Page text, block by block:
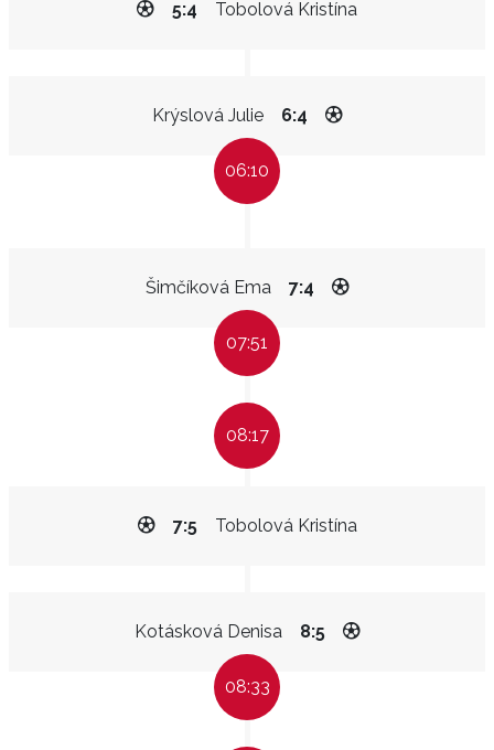
Tobolová Kristína
5:4
Krýslová Julie 6:4
06:10
Šimčíková Ema 7:4
07:51
08:17
Tobolová Kristína
7:5
Kotásková Denisa 8:5
08:33